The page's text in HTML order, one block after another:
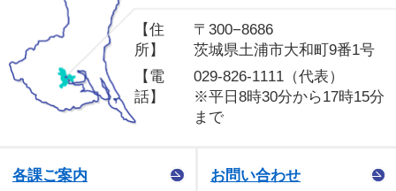
【住
所】
〒300−8686
茨城県土浦市大和町9番1号
【電
話】
029-826-1111（代表）
※平日8時30分から17時15分
まで
各課ご案内 お問い合わせ